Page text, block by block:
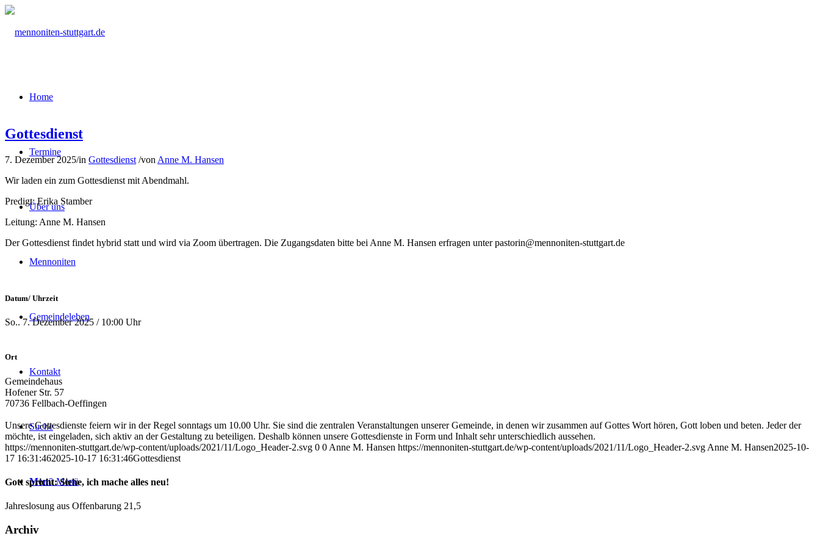
Home
Termine
Über uns
Mennoniten
Gemeindeleben
Kontakt
Suche
Menü Menü
Gottesdienst
7. Dezember 2025/in Gottesdienst /von Anne M. Hansen
Wir laden ein zum Gottesdienst mit Abendmahl.
Predigt: Erika Stamber
Leitung: Anne M. Hansen
Der Gottesdienst findet hybrid statt und wird via Zoom übertragen. Die Zugangsdaten bitte bei Anne M. Hansen erfragen unter pastorin@mennoniten-stuttgart.de
Datum/ Uhrzeit
So.. 7. Dezember 2025 / 10:00 Uhr
Ort
Gemeindehaus
Hofener Str. 57
70736 Fellbach-Oeffingen
Unsere Gottesdienste feiern wir in der Regel sonntags um 10.00 Uhr. Sie sind die zentralen Veranstaltungen unserer Gemeinde, in denen wir zusammen auf Gottes Wort hören, Gott loben und beten. Jeder der
möchte, ist eingeladen, sich aktiv an der Gestaltung zu beteiligen. Deshalb können unsere Gottesdienste in Form und Inhalt sehr unterschiedlich aussehen.
https://mennoniten-stuttgart.de/wp-content/uploads/2021/11/Logo_Header-2.svg 0 0 Anne M. Hansen https://mennoniten-stuttgart.de/wp-content/uploads/2021/11/Logo_Header-2.svg Anne M. Hansen2025-10-
17 16:31:462025-10-17 16:31:46Gottesdienst
Gott spricht: Siehe, ich mache alles neu!
Jahreslosung aus Offenbarung 21,5
Archiv